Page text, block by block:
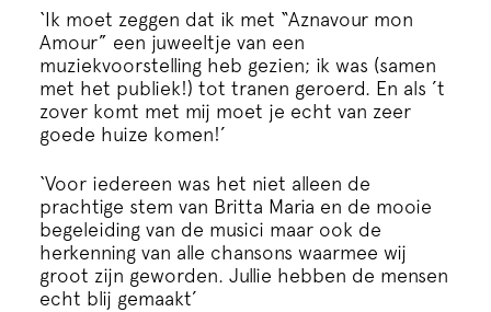
‘Ik moet zeggen dat ik met “Aznavour mon
Amour” een juweeltje van een
muziekvoorstelling heb gezien; ik was (samen
met het publiek!) tot tranen geroerd. En als ’t
zover komt met mij moet je echt van zeer
goede huize komen!’
‘Voor iedereen was het niet alleen de
prachtige stem van Britta Maria en de mooie
begeleiding van de musici maar ook de
herkenning van alle chansons waarmee wij
groot zijn geworden. Jullie hebben de mensen
echt blij gemaakt’